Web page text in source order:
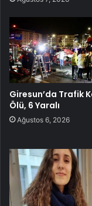
Giresun’da Trafik
Ölü, 6 Yaralı
Ağustos 6, 2026